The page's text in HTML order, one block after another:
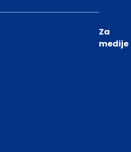
Za
medije